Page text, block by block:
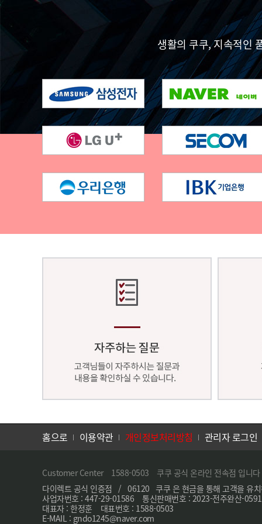
생활의 쿠쿠, 지속적인
홈으로 이용약관 개인정보처리방침 관리자 로그인
Customer Center 1588-0503 쿠쿠 공식 온라인 전속점 입니다
다이렉트 공식 인증점 / 06120 쿠쿠 은 현금을 통해 고객을 유치
사업자번호 : 447-29-01586 통신판매번호 : 2023-전주완산-0591
대표자 : 한정훈 대표번호 : 1588-0503
E-MAIL : gndo1245@naver.com